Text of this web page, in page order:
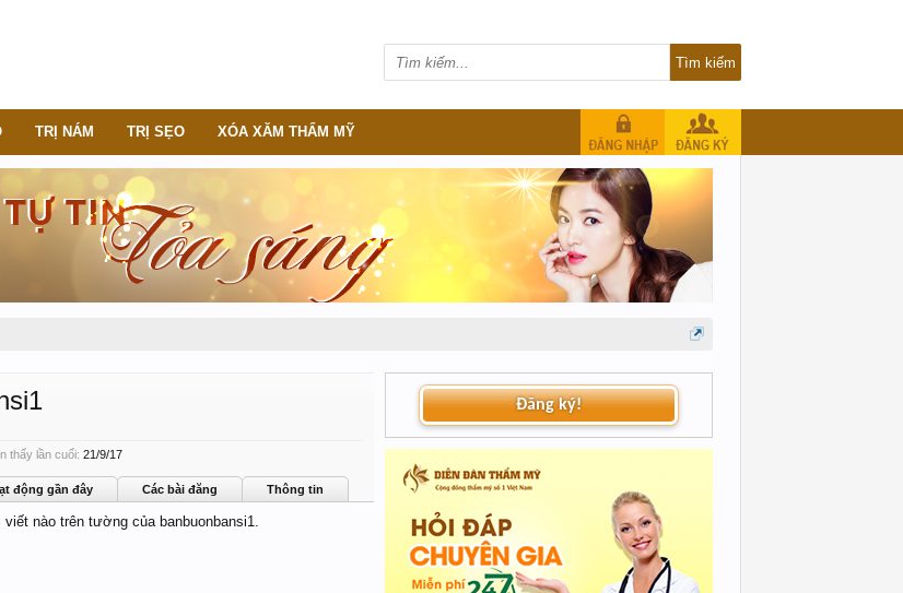
thấy lần cuối: 21/9/17
động gần đây Các bài đăng Thông tin
viết nào trên tường của banbuonbansi1.
Đăng ký!
TRỊ NÁM TRỊ SẸO XÓA XĂM THẨM MỸ